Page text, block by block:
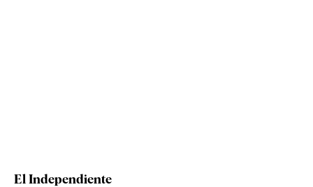
El Independiente